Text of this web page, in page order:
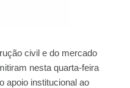
civil e do mercado
nesta quarta-feira
apoio institucional ao